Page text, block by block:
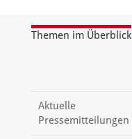
Themen im Überblick
Aktuelle
Pressemitteilungen